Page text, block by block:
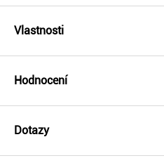
Vlastnosti
Hodnocení
Dotazy